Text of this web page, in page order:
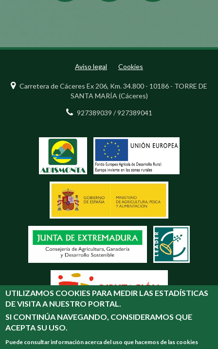
Aviso legal Cookies
Carretera de Cáceres Ex 206, Km. 34.800 - 10186 - TORRE DE
SANTA MARÍA (Cáceres)
927389039 / 927389041
UTILIZAMOS COOKIES PARA MEDIR LAS ESTADÍSTICAS
DE VISITA A NUESTRO PORTAL.
SI CONTINÚA NAVEGANDO, CONSIDERAMOS QUE
ACEPTA SU USO.
Puede consultar información acerca del uso que hacemos de las cookies